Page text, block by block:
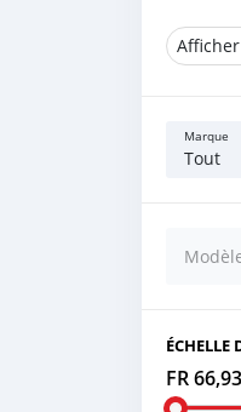
Marque
Tout
ÉCHELLE
FR